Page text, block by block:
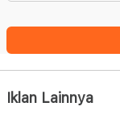
Iklan Lainnya